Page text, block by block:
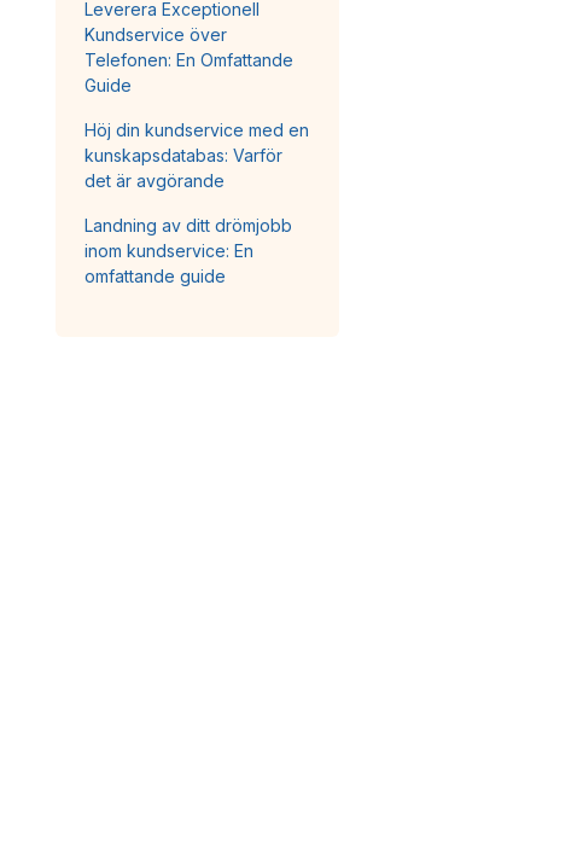
Leverera Exceptionell
Kundservice över
Telefonen: En Omfattande
Guide
Höj din kundservice med en
kunskapsdatabas: Varför
det är avgörande
Landning av ditt drömjobb
inom kundservice: En
omfattande guide